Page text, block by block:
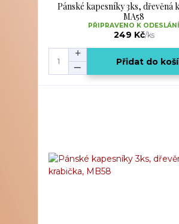
Pánské kapesníky 3ks, dřevěná
MA58
249 Kč/ks
PŘIPRAVENO K ODESLÁNÍ
Přidat do